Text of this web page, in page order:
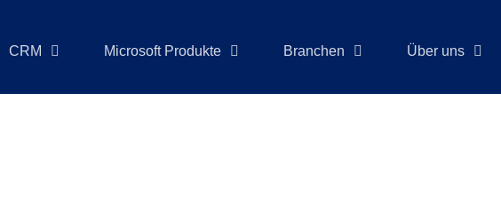
CRM Microsoft Produkte Branchen Über uns